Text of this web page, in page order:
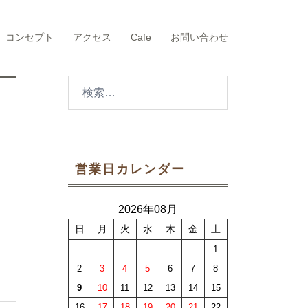
コンセプト アクセス Cafe お問い合わせ
営業日カレンダー
2026年08月
日 月 火 水 木 金 土
1
2
3 4 5 6 7
8
9
10 11 12 13 14
15